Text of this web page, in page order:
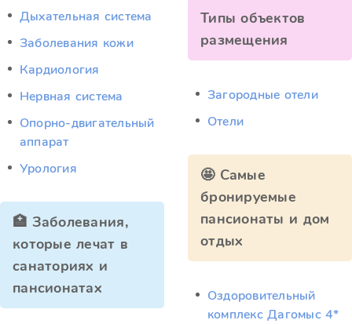
Дыхательная система
Заболевания кожи
Кардиология
Нервная система
Опорно-двигательный
аппарат
Урология
🏥 Заболевания,
которые лечат в
санаториях и
пансионатах
Типы объектов
размещения
Загородные отели
Отели
🤩 Самые
бронируемые
пансионаты и дом
отдых
Оздоровительный
комплекс Дагомыс 4*